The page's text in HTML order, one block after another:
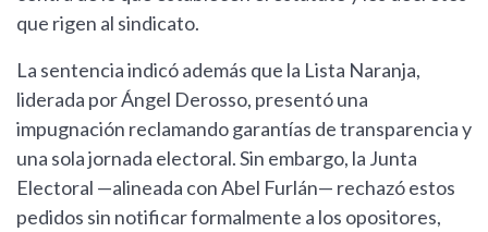
que rigen al sindicato.
La sentencia indicó además que la Lista Naranja,
liderada por Ángel Derosso, presentó una
impugnación reclamando garantías de transparencia y
una sola jornada electoral. Sin embargo, la Junta
Electoral —alineada con Abel Furlán— rechazó estos
pedidos sin notificar formalmente a los opositores,